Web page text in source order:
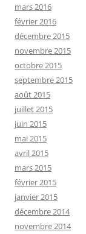
mars 2016
février 2016
décembre 2015
novembre 2015
octobre 2015
septembre 2015
août 2015
juillet 2015
juin 2015
mai 2015
avril 2015
mars 2015
février 2015
janvier 2015
décembre 2014
novembre 2014